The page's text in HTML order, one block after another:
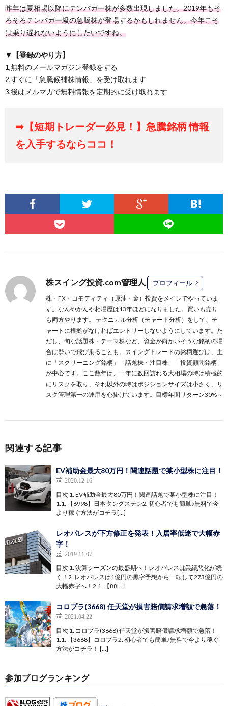
昨年は夏相場以降にテンバガー株が多数出現しました。2019年もそ
ろそろテンバガー級の急騰株が登場するかもしれません。今年こそ
は乗り遅れないようにしたいですね。
▼【登録のやり方】
1,無料のメールマガジン登録をする
2,すぐに「急騰候補株情報」を受け取れます
3,後はメルマガで無料情報を定期的に受け取れます
➡【短期トレーダー必見！】急騰銘柄 情報
を入手するならココ！
株スイング投資.com管理人 プロフィール
株・FX・コモディティ（原油・金）投資をメインでやっていま
す。なんやかんや相場歴は13年ほどになりました。買いも売り
も両方やります。 テクニカル分析（チャート分析）をして、チ
ャートに根拠がなければエントリーしないようにしています。た
だし、旬な話題株・テーマ株など、資金が向かいそうな銘柄の場
合は勢いで飛び乗ることも。スイングトレードの銘柄選びは、主
に 「スクリーニング銘柄」 「話題株・注目株」
「投資顧問銘柄」
が中心です。ここ数年は、一年に数回訪れる大相場の時は積極的
にリスクを取り、それ以外の時はポジションサイズは小さく、リ
スク管理第一の運用を心掛けています。目標年間リターン30%～
関連する記事
EV補助金最大80万円！関連話題で某小型株に注目！
2020.12.16
目次 1. EV補助金最大80万円！関連話題で某小型株に注目！
1.1. 【6998】日本タングステン2. 初心者でも簡単♪無料で今
より稼ぐ方法がコチラ[…]
レオパレスが下方修正を発表！入居率低迷で大幅赤
字！
2019.11.07
目次 1. 決算シーズンの最盛期へ！レオパレスは業績悪化が続
く！2. レオパレスは1億円の黒字予想から一転して273億円の
大幅赤字へ！2.1. 【88[…]
コロプラ(3668) 任天堂が損害賠償請求増額で急落！
2021.04.22
目次 1. コロプラ(3668) 任天堂が損害賠償請求増額で急落！
1.1. 【3668】コロプラ2. 初心者でも簡単♪無料で今より稼ぐ
方法がコチラ！ […]
参加ブログランキング